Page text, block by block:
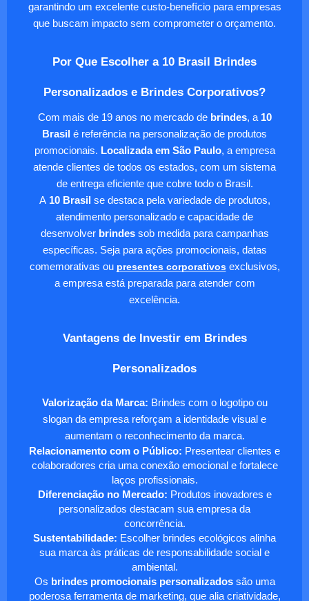
garantindo um excelente custo-benefício para empresas
que buscam impacto sem comprometer o orçamento.
Por Que Escolher a 10 Brasil Brindes
Personalizados e Brindes Corporativos?
Com mais de 19 anos no mercado de brindes, a 10
Brasil é referência na personalização de produtos
promocionais. Localizada em São Paulo, a empresa
atende clientes de todos os estados, com um sistema
de entrega eficiente que cobre todo o Brasil.
A10 Brasil se destaca pela variedade de produtos,
atendimento personalizado e capacidade de
desenvolver brindessob medida para campanhas
específicas. Seja para ações promocionais, datas
comemorativas ou presentes corporativosexclusivos,
a empresa está preparada para atender com
excelência.
Vantagens de Investir em Brindes
Personalizados
Valorização da Marca: Brindes com o logotipo ou
slogan da empresa reforçam a identidade visual e
aumentam o reconhecimento da marca.
Relacionamento com o Público: Presentear clientes e
colaboradores cria uma conexão emocional e fortalece
laços profissionais.
Diferenciação no Mercado: Produtos inovadores e
personalizados destacam sua empresa da
concorrência.
Sustentabilidade: Escolher brindes ecológicos alinha
sua marca às práticas de responsabilidade social e
ambiental.
Os brindes promocionais personalizadossão uma
poderosa ferramenta de marketing, que alia criatividade,